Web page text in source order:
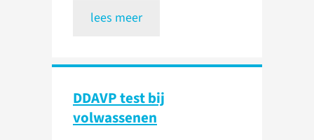
lees meer
DDAVP test bij
volwassenen